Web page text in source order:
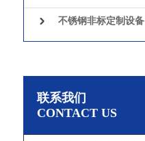
不锈钢非标定制设备
联系我们
CONTACT US